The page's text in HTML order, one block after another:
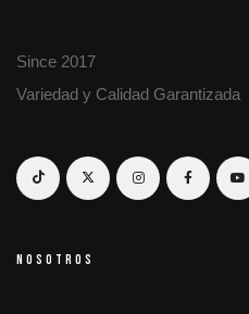
Since 2017
Variedad y Calidad Garantizada
NOSOTROS